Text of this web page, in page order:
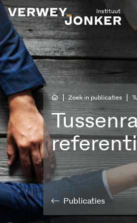
| Zoek in publicaties
Publicaties